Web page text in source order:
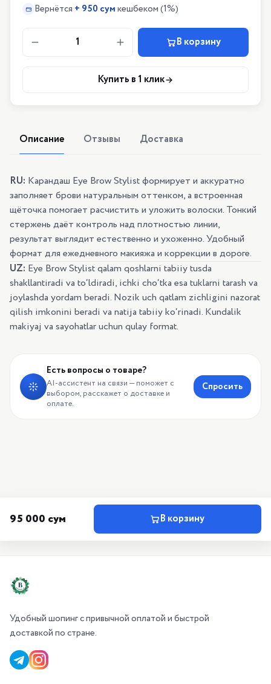
Вернётся + 950 сумкешбеком(1%)
1 В корзину
Купить в 1 клик
Описание Отзывы Доставка
RU: Карандаш Eye Brow Stylist формирует и аккуратно
заполняет брови натуральным оттенком, а встроенная
щёточка помогает расчистить и уложить волоски. Тонкий
стержень даёт контроль над плотностью линии,
результат выглядит естественно и ухоженно. Удобный
формат для ежедневного макияжа и коррекции в дороге.
UZ: Eye Brow Stylist qalam qoshlarni tabiiy tusda
shakllantiradi va to‘ldiradi, ichki cho‘tka esa tuklarni tarash va
joylashda yordam beradi. Nozik uch qatlam zichligini nazorat
qilish imkonini beradi va natija tabiiy ko‘rinadi. Kundalik
makiyaj va sayohatlar uchun qulay format.
Есть вопросы о товаре?
AI-ассистент на связи — поможет с
выбором, расскажет о доставке и
оплате.
Спросить
95 000 сум В корзину
Удобный шопинг с привычной оплатой и быстрой
доставкой по стране.